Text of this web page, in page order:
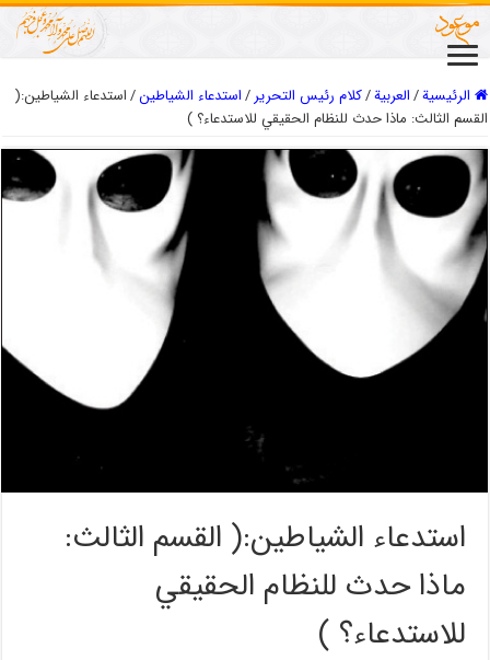
الرئيسية/العربیة/كلام رئيس التحرير/استدعاء الشياطين/استدعاء الشياطين:(
القسم الثالث: ماذا حدث للنظام الحقيقي للاستدعاء؟ )
استدعاء الشياطين:( القسم الثالث:
ماذا حدث للنظام الحقيقي
للاستدعاء؟ )